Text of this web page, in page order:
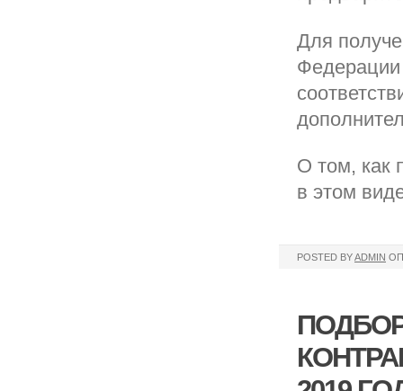
Для
Федерации
О том, как
в этом
POSTED BYADMIN